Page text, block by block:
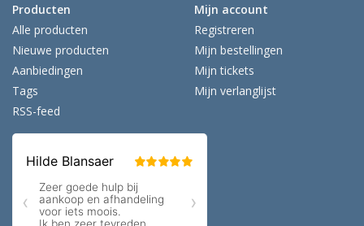
Producten
Alle producten
Nieuwe producten
Aanbiedingen
Tags
RSS-feed
Mijn account
Registreren
Mijn bestellingen
Mijn tickets
Mijn verlanglijst